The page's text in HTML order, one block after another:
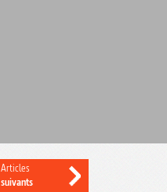
Articles
suivants